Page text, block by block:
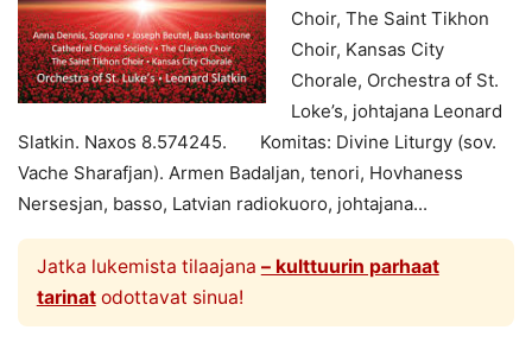
Choir, The Saint Tikhon
Choir, Kansas City
Chorale, Orchestra of St.
Loke’s, johtajana Leonard
Slatkin. Naxos 8.574245. Komitas: Divine Liturgy (sov.
Vache Sharafjan). Armen Badaljan, tenori, Hovhaness
Nersesjan, basso, Latvian radiokuoro, johtajana...
Jatka lukemista tilaajana – kulttuurin parhaat
tarinatodottavat sinua!